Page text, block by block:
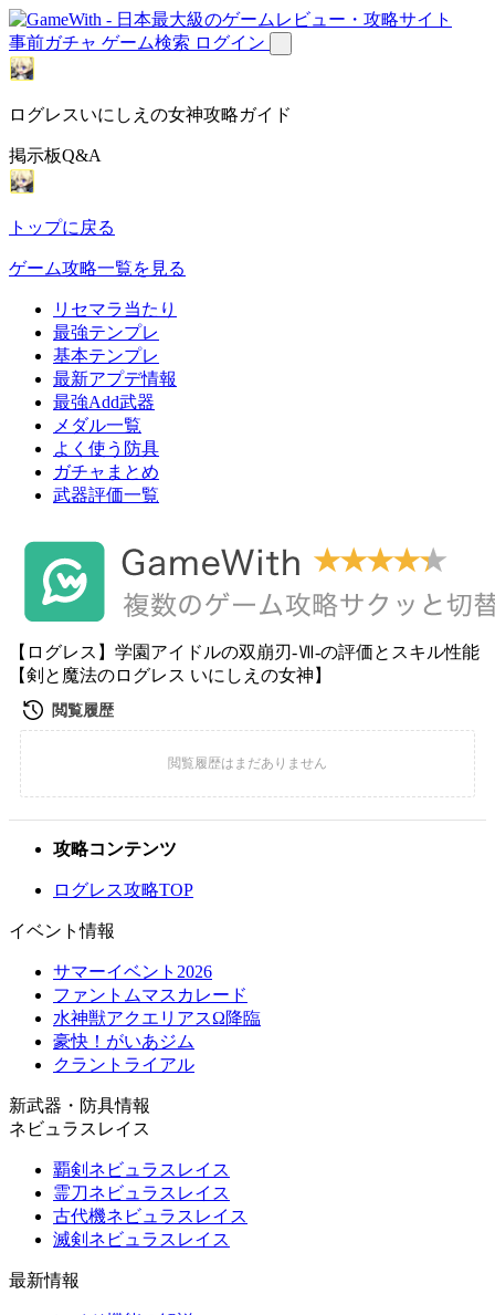
事前ガチャ ゲーム検索 ログイン
ログレスいにしえの女神攻略ガイド
掲示板Q&A
トップに戻る
ゲーム攻略一覧を見る
リセマラ当たり
最強テンプレ
基本テンプレ
最新アプデ情報
最強Add武器
メダル一覧
よく使う防具
ガチャまとめ
武器評価一覧
【ログレス】学園アイドルの双崩刃-Ⅶ-の評価とスキル性能
【剣と魔法のログレス いにしえの女神】
攻略コンテンツ
ログレス攻略TOP
イベント情報
サマーイベント2026
ファントムマスカレード
水神獣アクエリアスΩ降臨
豪快！がいあジム
クラントライアル
新武器・防具情報
ネビュラスレイス
覇剣ネビュラスレイス
霊刀ネビュラスレイス
古代機ネビュラスレイス
滅剣ネビュラスレイス
最新情報